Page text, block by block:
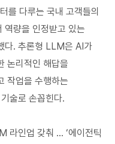
를 다루는 국내 고객들의
역량을 인정받고 있는
다. 추론형 LLM은 AI가
논리적인 해답을
작업을 수행하는
술로 손꼽힌다.
라인업 갖춰 … ‘에이전틱